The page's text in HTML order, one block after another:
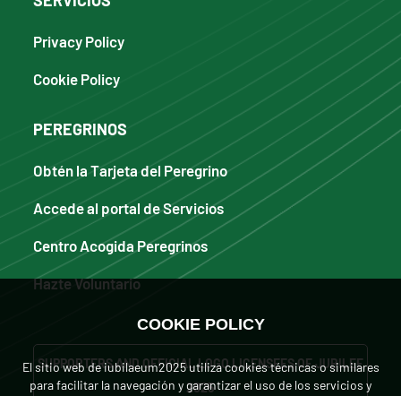
Privacy Policy
Cookie Policy
PEREGRINOS
Obtén la Tarjeta del Peregrino
Accede al portal de Servicios
Centro Acogida Peregrinos
Hazte Voluntario
SUPPORTERS AND OFFICIAL LOGO LICENSEES OF JUBILEE
2025
COOKIE POLICY
El sitio web de iubilaeum2025 utiliza cookies técnicas o similares
para facilitar la navegación y garantizar el uso de los servicios y